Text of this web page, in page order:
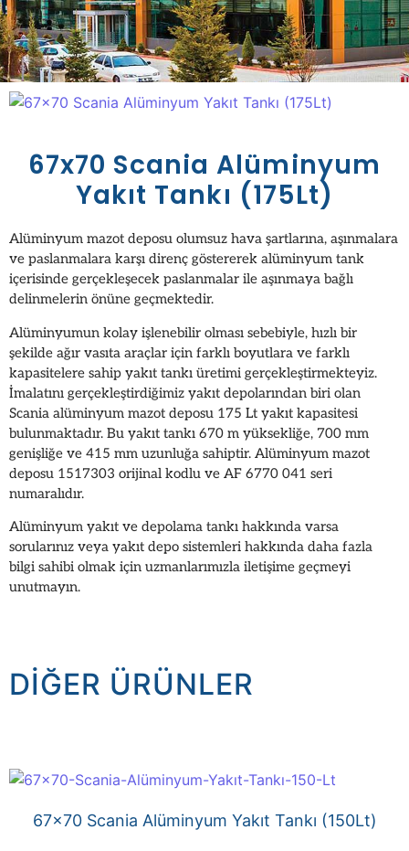
67x70 Scania Alüminyum
Yakıt Tankı (175Lt)
Alüminyum mazot deposu olumsuz hava şartlarına, aşınmalara
ve paslanmalara karşı direnç göstererek alüminyum tank
içerisinde gerçekleşecek paslanmalar ile aşınmaya bağlı
delinmelerin önüne geçmektedir.
Alüminyumun kolay işlenebilir olması sebebiyle, hızlı bir
şekilde ağır vasıta araçlar için farklı boyutlara ve farklı
kapasitelere sahip yakıt tankı üretimi gerçekleştirmekteyiz.
İmalatını gerçekleştirdiğimiz yakıt depolarından biri olan
Scania alüminyum mazot deposu 175 Lt yakıt kapasitesi
bulunmaktadır. Bu yakıt tankı 670 m yüksekliğe, 700 mm
genişliğe ve 415 mm uzunluğa sahiptir. Alüminyum mazot
deposu 1517303 orijinal kodlu ve AF 6770 041 seri
numaralıdır.
Alüminyum yakıt ve depolama tankı hakkında varsa
sorularınız veya yakıt depo sistemleri hakkında daha fazla
bilgi sahibi olmak için uzmanlarımızla iletişime geçmeyi
unutmayın.
DIĞER ÜRÜNLER
67×70 Scania Alüminyum Yakıt Tankı (150Lt)